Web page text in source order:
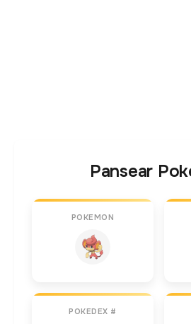
Pansear
POKEMON
POKEDEX #